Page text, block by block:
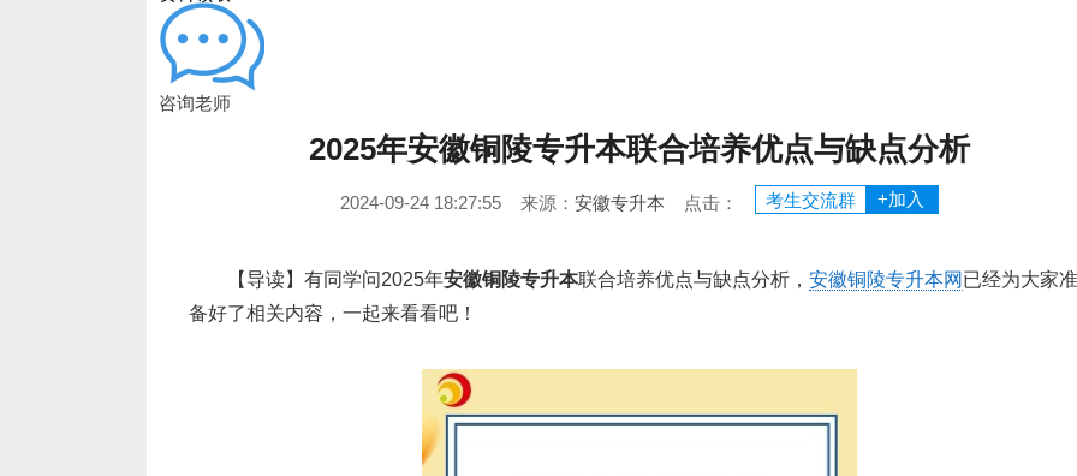
咨询老师
2025年安徽铜陵专升本联合培养优点与缺点分析
2024-09-24 18:27:55 来源： 安徽专升本 点击： 考生交流群 +加入
【导读】有同学问2025年安徽铜陵专升本联合培养优点与缺点分析， 安徽铜陵专升本网 已经为大家准
备好了相关内容，一起来看看吧！